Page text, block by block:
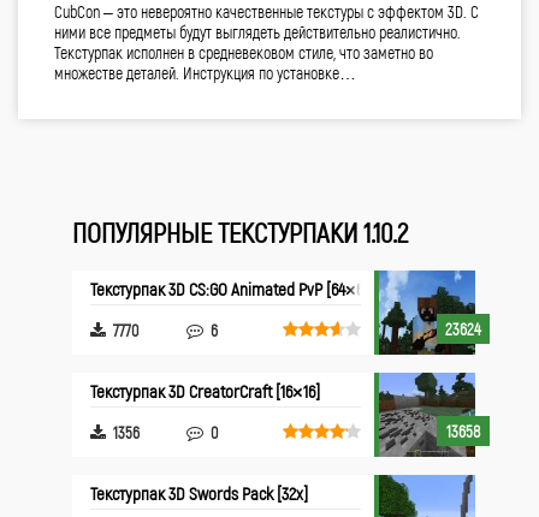
CubCon – это невероятно качественные текстуры с эффектом 3D. С
ними все предметы будут выглядеть действительно реалистично.
Текстурпак исполнен в средневековом стиле, что заметно во
множестве деталей. Инструкция по установке…
ПОПУЛЯРНЫЕ ТЕКСТУРПАКИ 1.10.2
23624
Текстурпак 3D CS:GO Animated PvP [64×64]
7770 6
13658
Текстурпак 3D CreatorCraft [16×16]
1356 0
Текстурпак 3D Swords Pack [32x]